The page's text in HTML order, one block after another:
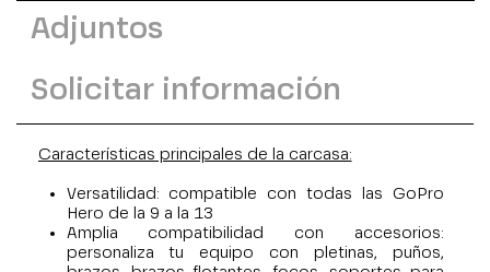
Adjuntos
Solicitar información
Características principales de la carcasa:
Versatilidad: compatible con todas las GoPro
Hero de la 9 a la 13
Amplia compatibilidad con accesorios:
personaliza tu equipo con pletinas, puños,